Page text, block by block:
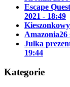
Escape
2021 - 18:49
Amazonia26
Julka
19:44
Kategorie